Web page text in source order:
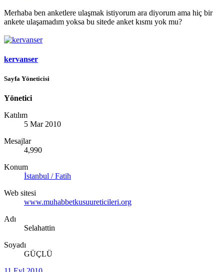
Merhaba ben anketlere ulaşmak istiyorum ara diyorum ama hiç bir
ankete ulaşamadım yoksa bu sitede anket kısmı yok mu?
kervanser
Sayfa Yöneticisi
Yönetici
Katılım
5 Mar 2010
Mesajlar
4,990
Konum
İstanbul / Fatih
Web sitesi
www.muhabbetkusuureticileri.org
Adı
Selahattin
Soyadı
GÜÇLÜ